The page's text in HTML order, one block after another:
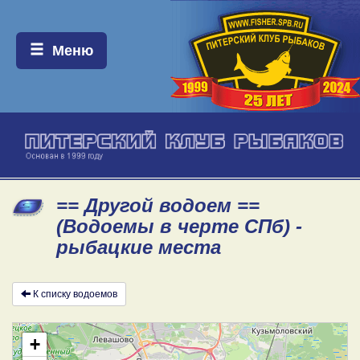
Меню:
Меню
== Другой водоем ==
(Водоемы в черте СПб) -
рыбацкие места
К списку водоемов
+